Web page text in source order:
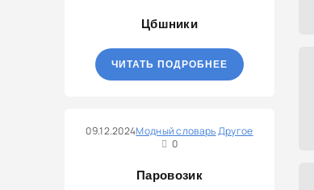
Цбшники
ЧИТАТЬ ПОДРОБНЕЕ
09.12.2024Модный словарьДругое
0
Паровозик